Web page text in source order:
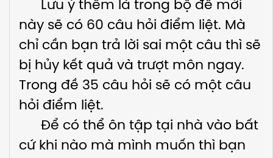
Lưu ý thêm là trong bộ đề mới
này sẽ có 60 câu hỏi điểm liệt. Mà
chỉ cần bạn trả lời sai một câu thì sẽ
bị hủy kết quả và trượt môn ngay.
Trong đề 35 câu hỏi sẽ có một câu
hỏi điểm liệt.
Để có thể ôn tập tại nhà vào bất
cứ khi nào mà mình muốn thì bạn